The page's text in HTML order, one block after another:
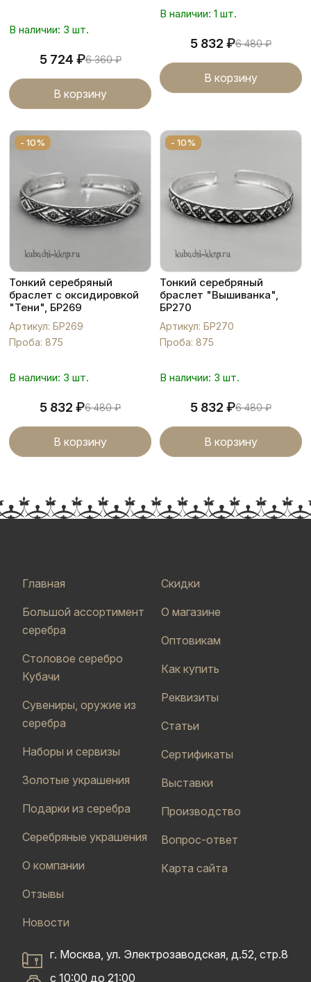
В наличии: 3 шт.
5 724 ₽6 360₽
В корзину
В наличии: 1 шт.
5 832 ₽6 480₽
В корзину
- 10%
Тонкий серебряный
браслет с оксидировкой
"Тени", БР269
Артикул: БР269
Проба: 875
В наличии: 3 шт.
5 832 ₽6 480₽
В корзину
- 10%
Тонкий серебряный
браслет "Вышиванка",
БР270
Артикул: БР270
Проба: 875
В наличии: 3 шт.
5 832 ₽6 480₽
В корзину
Главная
Большой ассортимент
серебра
Столовое серебро
Кубачи
Сувениры, оружие из
серебра
Наборы и сервизы
Золотые украшения
Подарки из серебра
Серебряные украшения
О компании
Отзывы
Новости
Скидки
О магазине
Оптовикам
Как купить
Реквизиты
Статьи
Сертификаты
Выставки
Производство
Вопрос-ответ
Карта сайта
г. Москва, ул. Электрозаводская, д.52, стр.8
с 10:00 до 21:00